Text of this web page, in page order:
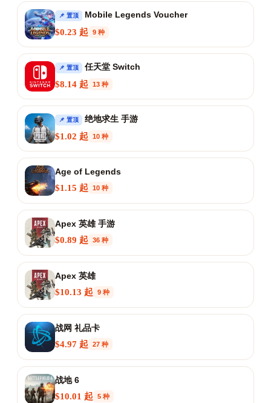
📌 置顶
Mobile Legends Voucher
$0.23 起
9 种
📌 置顶
任天堂 Switch
$8.14 起
13 种
📌 置顶
绝地求生 手游
$1.02 起
10 种
Age of Legends
$1.15 起
10 种
Apex 英雄 手游
$0.89 起
36 种
Apex 英雄
$10.13 起
9 种
战网 礼品卡
$4.97 起
27 种
战地 6
$10.01 起
5 种